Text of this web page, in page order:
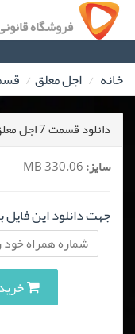
فروشگاه
خانه اجل معلق قسمت
دانلود قسمت 7 اجل معلق با کیفیت 480
سایز:
جهت دانلود این فایل
خرید